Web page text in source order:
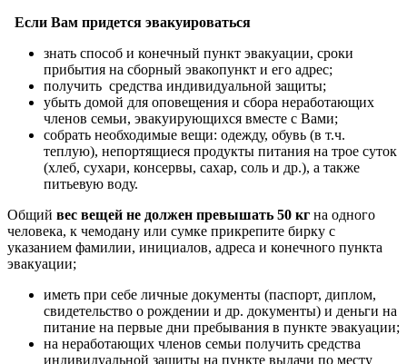
Если Вам придется эвакуироваться
знать способ и конечный пункт эвакуации, сроки
прибытия на сборный эвакопункт и его адрес;
получить средства индивидуальной защиты;
убыть домой для оповещения и сбора неработающих
членов семьи, эвакуирующихся вместе с Вами;
собрать необходимые вещи: одежду, обувь (в т.ч.
теплую), непортящиеся продукты питания на трое суток
(хлеб, сухари, консервы, сахар, соль и др.), а также
питьевую воду.
Общий вес вещей не должен превышать 50 кг на одного
человека, к чемодану или сумке прикрепите бирку с
указанием фамилии, инициалов, адреса и конечного пункта
эвакуации;
иметь при себе личные документы (паспорт, диплом,
свидетельство о рождении и др. документы) и деньги на
питание на первые дни пребывания в пункте эвакуации;
на неработающих членов семьи получить средства
индивидуальной защиты на пункте выдачи по месту